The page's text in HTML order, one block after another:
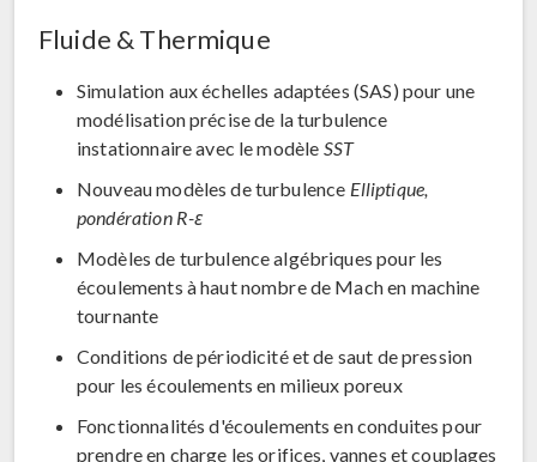
Fluide & Thermique
Simulation aux échelles adaptées (SAS) pour une
modélisation précise de la turbulence
instationnaire avec le modèle SST
Nouveau modèles de turbulence Elliptique,
pondération R-ε
Modèles de turbulence algébriques pour les
écoulements à haut nombre de Mach en machine
tournante
Conditions de périodicité et de saut de pression
pour les écoulements en milieux poreux
Fonctionnalités d'écoulements en conduites pour
prendre en charge les orifices, vannes et couplages